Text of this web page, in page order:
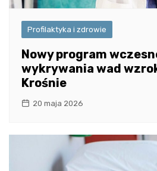
Profilaktyka i zdrowie
Nowy program
wykrywania wad
Krośnie
20 maja 2026